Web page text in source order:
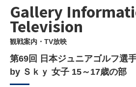
Gallery
Television
観戦案内・TV放映
第69回 日本ジュニアゴルフ選
by Ｓｋｙ 女子 15～17歳の部